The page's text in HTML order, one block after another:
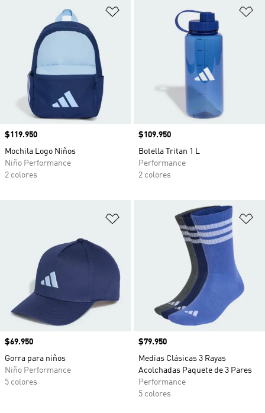
Añadir a la lista de deseos
Precio
$119.950
Mochila Logo Niños
Niño Performance
2 colores
Precio
$109.950
Botella Tritan 1 L
Performance
2 colores
Añadir a la lista de deseos
Precio
$69.950
Gorra para niños
Niño Performance
5 colores
Precio
$79.950
Medias Clásicas 3 Rayas
Acolchadas Paquete de 3 Pares
Performance
5 colores